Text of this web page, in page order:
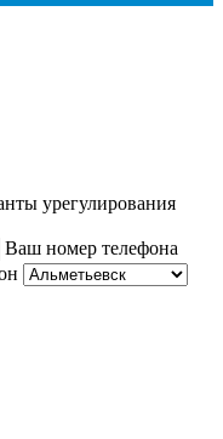
урегулирования
Ваш номер телефона